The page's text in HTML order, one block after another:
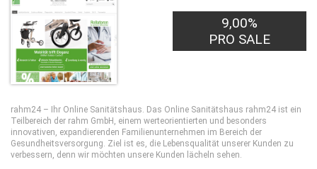
9,00%
PRO SALE
rahm24 – Ihr Online Sanitätshaus. Das Online Sanitätshaus rahm24 ist ein
Teilbereich der rahm GmbH, einem werteorientierten und besonders
innovativen, expandierenden Familienunternehmen im Bereich der
Gesundheitsversorgung. Ziel ist es, die Lebensqualität unserer Kunden zu
verbessern, denn wir möchten unsere Kunden lächeln sehen.